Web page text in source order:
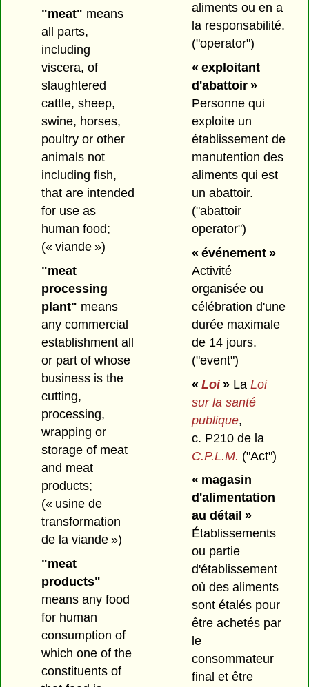
"meat" means
all parts,
including
viscera, of
slaughtered
cattle, sheep,
swine, horses,
poultry or other
animals not
including fish,
that are intended
for use as
human food;
(« viande »)
"meat
processing
plant" means
any commercial
establishment all
or part of whose
business is the
cutting,
processing,
wrapping or
storage of meat
and meat
products;
(« usine de
transformation
de la viande »)
"meat
products"
means any food
for human
consumption of
which one of the
constituents of
aliments ou en a
la responsabilité.
("operator")
« exploitant
d'abattoir »
Personne qui
exploite un
établissement de
manutention des
aliments qui est
un abattoir.
("abattoir
operator")
« événement »
Activité
organisée ou
célébration d'une
durée maximale
de 14 jours.
("event")
« Loi»La Loi
sur la santé
publique,
c. P210 de la
C.P.L.M. ("Act")
« magasin
d'alimentation
au détail »
Établissements
ou partie
d'établissement
où des aliments
sont étalés pour
être achetés par
le
consommateur
final et être